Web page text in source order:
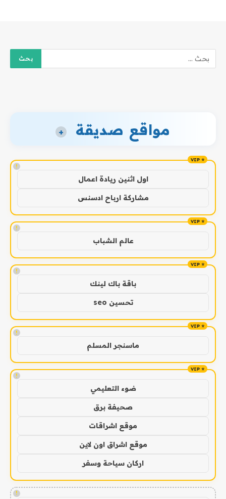
مواقع صديقة +
!
اول اثنين ريادة اعمال
مشاركة ارباح ادسنس
!
عالم الشباب
!
باقة باك لينك
تحسين seo
!
ماسنجر المسلم
!
ضوء التعليمي
صحيفة برق
موقع اشراقات
موقع اشراق اون لاين
اركان سياحة وسفر
!